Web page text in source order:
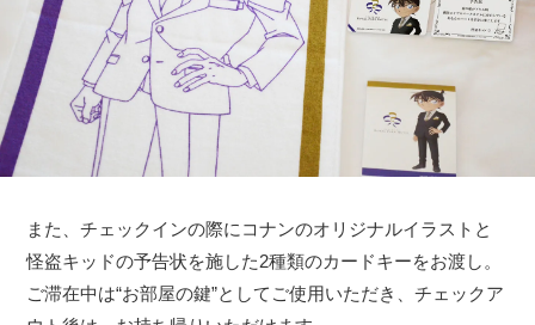
また、チェックインの際にコナンのオリジナルイラストと
怪盗キッドの予告状を施した2種類のカードキーをお渡し。
ご滞在中は“お部屋の鍵”としてご使用いただき、チェックア